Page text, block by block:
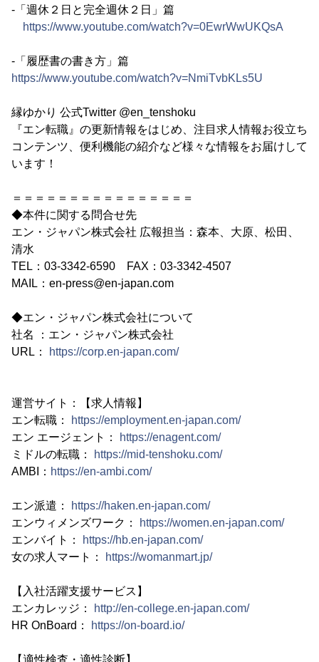
-「週休２日と完全週休２日」篇
https://www.youtube.com/watch?v=0EwrWwUKQsA
-「履歴書の書き方」篇
https://www.youtube.com/watch?v=NmiTvbKLs5U
縁ゆかり 公式Twitter @en_tenshoku
『エン転職』の更新情報をはじめ、注目求人情報お役立ち
コンテンツ、便利機能の紹介など様々な情報をお届けして
います！
＝＝＝＝＝＝＝＝＝＝＝＝＝＝＝＝
◆本件に関する問合せ先
エン・ジャパン株式会社 広報担当：森本、大原、松田、
清水
TEL：03-3342-6590 FAX：03-3342-4507
MAIL：en-press@en-japan.com
◆エン・ジャパン株式会社について
社名 ：エン・ジャパン株式会社
URL：
https://corp.en-japan.com/
運営サイト：【求人情報】
エン転職：
https://employment.en-japan.com/
エン エージェント：
https://enagent.com/
ミドルの転職：
https://mid-tenshoku.com/
AMBI： https://en-ambi.com/
エン派遣：
https://haken.en-japan.com/
エンウィメンズワーク：
https://women.en-japan.com/
エンバイト：
https://hb.en-japan.com/
女の求人マート：
https://womanmart.jp/
【入社活躍支援サービス】
エンカレッジ：
http://en-college.en-japan.com/
HR OnBoard：
https://on-board.io/
【適性検査・適性診断】